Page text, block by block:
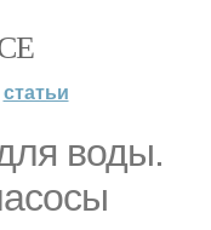
статьи
воды.